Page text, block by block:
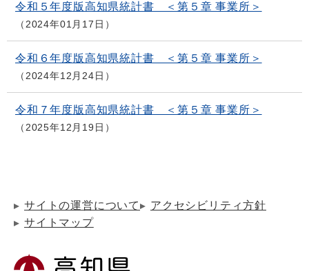
令和５年度版高知県統計書 ＜第５章 事業所＞
2024年01月17日
令和６年度版高知県統計書 ＜第５章 事業所＞
2024年12月24日
令和７年度版高知県統計書 ＜第５章 事業所＞
2025年12月19日
サイトの運営について
アクセシビリティ方針
サイトマップ